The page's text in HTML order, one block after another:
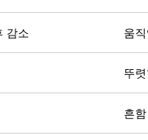
감소 움
뚜
흔